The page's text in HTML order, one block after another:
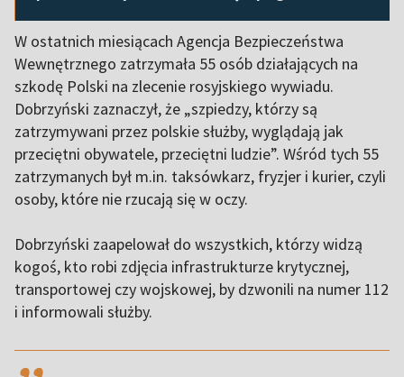
W ostatnich miesiącach Agencja Bezpieczeństwa
Wewnętrznego zatrzymała 55 osób działających na
szkodę Polski na zlecenie rosyjskiego wywiadu.
Dobrzyński zaznaczył, że „szpiedzy, którzy są
zatrzymywani przez polskie służby, wyglądają jak
przeciętni obywatele, przeciętni ludzie”. Wśród tych 55
zatrzymanych był m.in. taksówkarz, fryzjer i kurier, czyli
osoby, które nie rzucają się w oczy.
Dobrzyński zaapelował do wszystkich, którzy widzą
kogoś, kto robi zdjęcia infrastrukturze krytycznej,
transportowej czy wojskowej, by dzwonili na numer 112
i informowali służby.
,,